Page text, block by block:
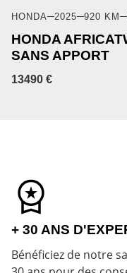
HONDA 2025 920 KM
HONDA
SANS APPORT
13490 €
+ 30 ANS
Bénéficiez de notre